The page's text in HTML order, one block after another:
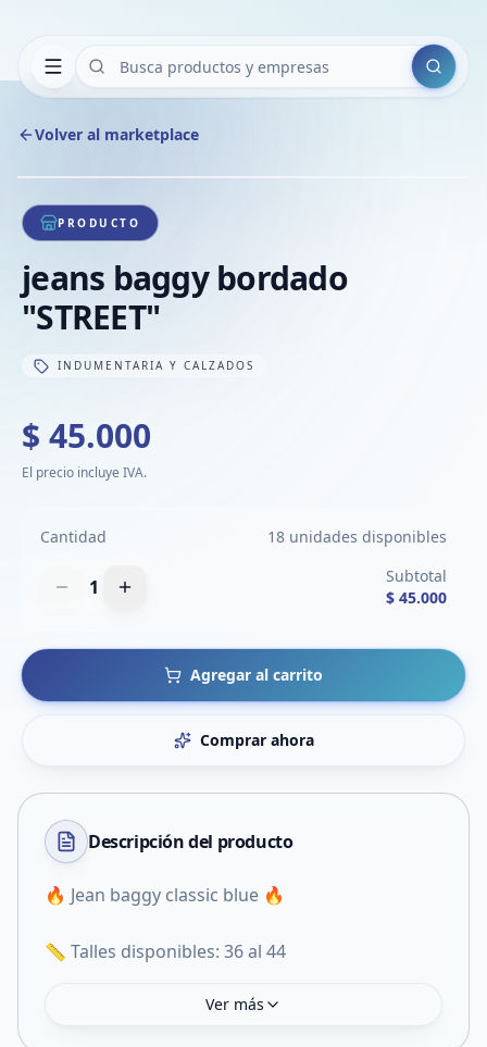
Buscar
Volver al marketplace
1/1
PRODUCTO
jeans baggy bordado
"STREET"
INDUMENTARIA Y CALZADOS
$ 45.000
El precio incluye IVA.
Cantidad 18 unidades disponibles
1
Subtotal
$ 45.000
Agregar al carrito
Comprar ahora
Descripción del producto
🔥 Jean baggy classic blue 🔥
📏 Talles disponibles: 36 al 44
Ver más